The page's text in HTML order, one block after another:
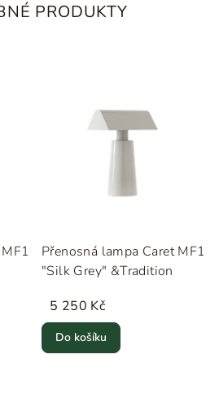
PRODUKTY
Přenosná lampa Caret MF1
"Silk Grey" &Tradition
5 250 Kč
Do košíku